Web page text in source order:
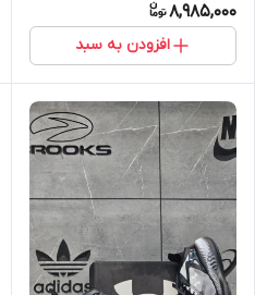
8,985,000
افزودن به سبد